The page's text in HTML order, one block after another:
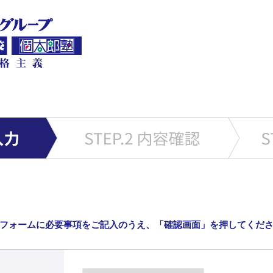
ォームに必要事項をご記入のうえ、「確認画面」を押してくだ